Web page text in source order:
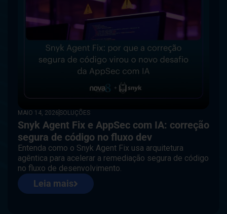
MAIO 14, 2026 SOLUÇÕES
Snyk Agent Fix e AppSec com IA: correção
segura de código no fluxo dev
Entenda como o Snyk Agent Fix usa arquitetura
agêntica para acelerar a remediação segura de código
no fluxo de desenvolvimento.
Leia mais